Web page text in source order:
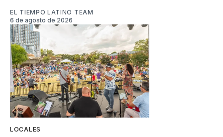
EL TIEMPO LATINO TEAM
6 de agosto de 2026
LOCALES